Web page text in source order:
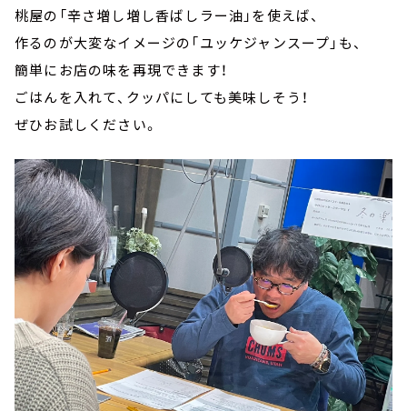
桃屋の「辛さ増し増し香ばしラー油」を使えば、
作るのが大変なイメージの「ユッケジャンスープ」も、
簡単にお店の味を再現できます！
ごはんを入れて、クッパにしても美味しそう！
ぜひお試しください。